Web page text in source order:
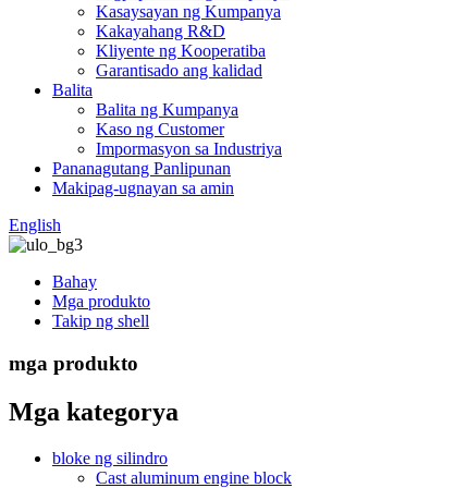
Kasaysayan ng Kumpanya
Kakayahang R&D
Kliyente ng Kooperatiba
Garantisado ang kalidad
Balita
Balita ng Kumpanya
Kaso ng Customer
Impormasyon sa Industriya
Pananagutang Panlipunan
Makipag-ugnayan sa amin
English
Bahay
Mga produkto
Takip ng shell
mga produkto
Mga kategorya
bloke ng silindro
Cast aluminum engine block